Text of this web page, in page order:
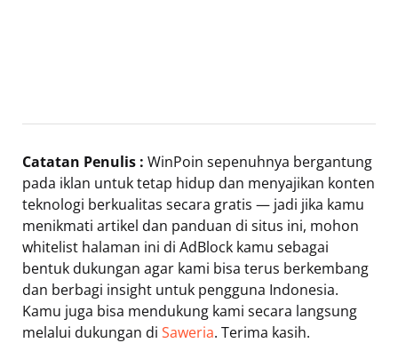
Catatan Penulis : WinPoin sepenuhnya bergantung
pada iklan untuk tetap hidup dan menyajikan konten
teknologi berkualitas secara gratis — jadi jika kamu
menikmati artikel dan panduan di situs ini, mohon
whitelist halaman ini di AdBlock kamu sebagai
bentuk dukungan agar kami bisa terus berkembang
dan berbagi insight untuk pengguna Indonesia.
Kamu juga bisa mendukung kami secara langsung
melalui dukungan di Saweria. Terima kasih.